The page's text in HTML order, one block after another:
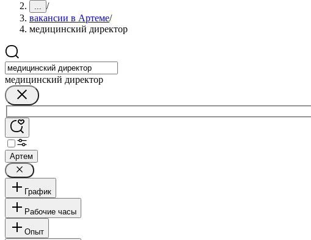
... /
вакансии в Артеме/
медицинский директор
медицинский директор
Артем
График
Рабочие часы
Опыт